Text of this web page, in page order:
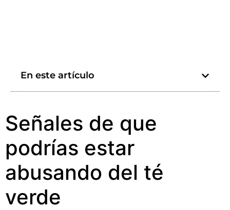
En este artículo
Señales de que
podrías estar
abusando del té
verde